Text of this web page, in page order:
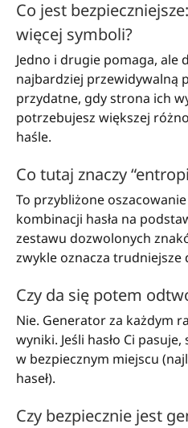
Co jest
więcej symboli?
Jedno i drugie pomaga, ale
najbardziej przewidywalną
przydatne, gdy strona ich
potrzebujesz większej
haśle.
Co tutaj znaczy
To przybliżone
kombinacji hasła na
zestawu dozwolonych
zwykle oznacza trudniejsze
Czy da się potem
Nie. Generator za każdym
wyniki. Jeśli hasło Ci
w bezpiecznym miejscu
haseł).
Czy bezpiecznie jest